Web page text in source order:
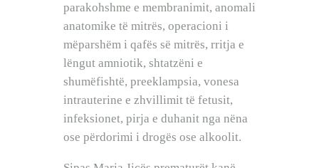
parakohshme e membranimit, anomali
anatomike të mitrës, operacioni i
mëparshëm i qafës së mitrës, rritja e
lëngut amniotik, shtatzëni e
shumëfishtë, preeklampsia, vonesa
intrauterine e zhvillimit të fetusit,
infeksionet, pirja e duhanit nga nëna
ose përdorimi i drogës ose alkoolit.